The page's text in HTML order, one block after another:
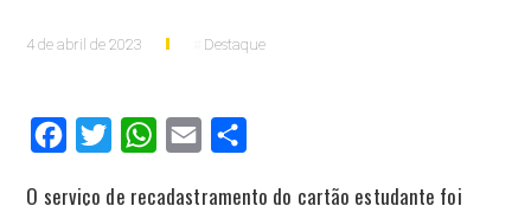
4 de abril de 2023 Destaque
FacebookTwitter WhatsApp
Email
O serviço de recadastramento do cartão estudante foi